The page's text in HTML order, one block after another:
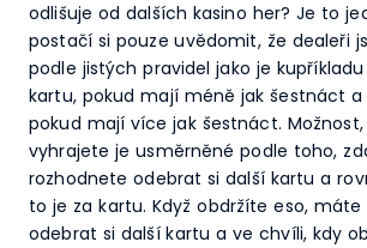
odlišuje od dalších kasino her? Je to
postačí si pouze uvědomit, že dealeři
podle jistých pravidel jako je
kartu, pokud mají méně jak šestnáct
pokud mají více jak šestnáct.
vyhrajete je usměrněné podle toho,
rozhodnete odebrat si další kartu a
to je za kartu. Když obdržíte eso,
odebrat si další kartu a ve chvíli, kdy